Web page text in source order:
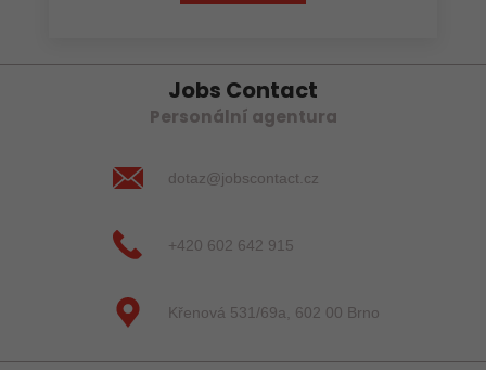
Jobs Contact
Personální agentura
dotaz@jobscontact.cz
+420 602 642 915
Křenová 531/69a, 602 00 Brno